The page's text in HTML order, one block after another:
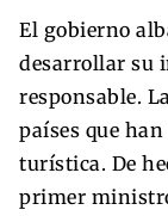
El gobierno
desarrollar su
responsable.
países que
turística. De
primer